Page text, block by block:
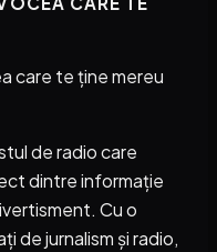
care te ține mereu
de radio care
dintre informație
Cu o
de jurnalism și radio,